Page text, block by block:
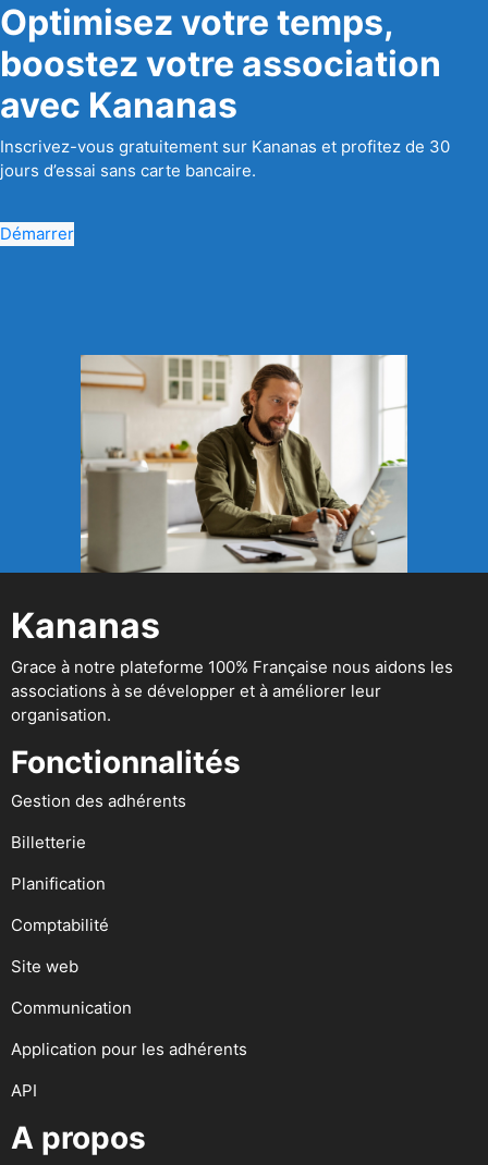
Optimisez votre temps,
boostez votre association
avec Kananas
Inscrivez-vous gratuitement sur Kananas et profitez de 30
jours d’essai sans carte bancaire.
Démarrer
Kananas
Grace à notre plateforme 100% Française nous aidons les
associations à se développer et à améliorer leur
organisation.
Fonctionnalités
Gestion des adhérents
Billetterie
Planification
Comptabilité
Site web
Communication
Application pour les adhérents
API
A propos